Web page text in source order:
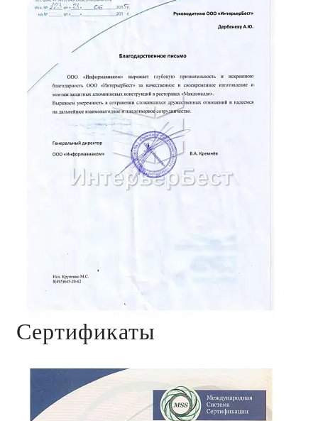
Сертификаты